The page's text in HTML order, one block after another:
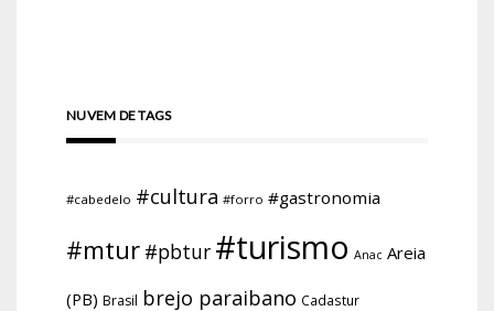
NUVEM DE TAGS
#cabedelo #cultura #forro #gastronomia
#mtur #pbtur #turismo Anac Areia
(PB) Brasil brejo paraibano Cadastur